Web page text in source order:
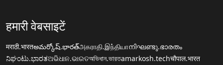
हमारी वेबसाइटें
मराठी.भारतఅమర్కోష్.భారత్அகராதி.இந்தியாനിഘണ്ടു.ഭാരതം
ನಿಘಂಟು.ಭಾರತଅଭିଧାନ.ଭାରତঅভিধান.ভারতamarkosh.techचौपाल.भारत